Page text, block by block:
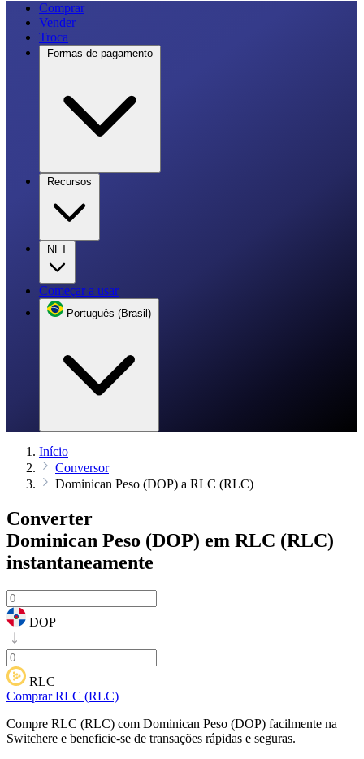
Comprar
Vender
Troca
Formas de pagamento
Recursos
NFT
Começar a usar
Português (Brasil)
Início
Conversor
Dominican Peso (DOP) a RLC (RLC)
Converter
Dominican Peso (DOP) em RLC (RLC)
instantaneamente
DOP
RLC
Comprar RLC (RLC)
Compre RLC (RLC) com Dominican Peso (DOP) facilmente na
Switchere e beneficie-se de transações rápidas e seguras.